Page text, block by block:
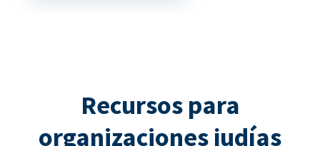
Recursos para
organizaciones judías